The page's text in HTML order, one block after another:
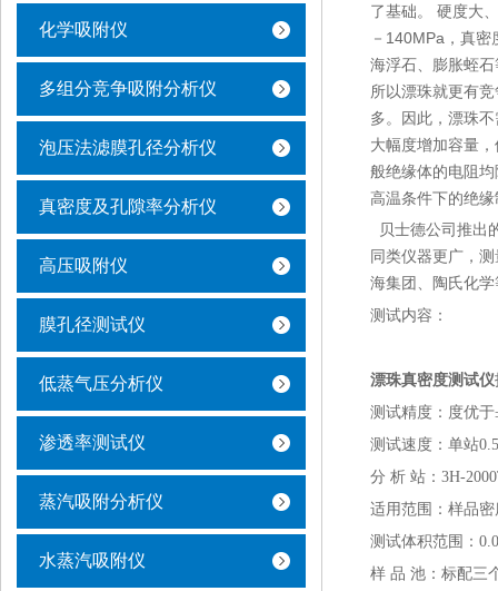
化学吸附仪
多组分竞争吸附分析仪
泡压法滤膜孔径分析仪
真密度及孔隙率分析仪
高压吸附仪
膜孔径测试仪
低蒸气压分析仪
渗透率测试仪
蒸汽吸附分析仪
水蒸汽吸附仪
了基础。 硬度大
－140MPa，真
海浮石、膨胀蛭
所以漂珠就更有
多。因此，漂珠
大幅度增加容量
般绝缘体的电阻
高温条件下的绝
贝士德公司推出
同类仪器更广，
海集团、陶氏化
测试内容：
漂珠真密度测试仪
测试精度：度优于
测试速度：单站
分 析 站：3H-
适用范围：样品
测试体积范围：
样 品 池：标配三